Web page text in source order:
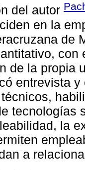
del autor
en la
de
con
de la propia
entrevista
tecnologías
la
a